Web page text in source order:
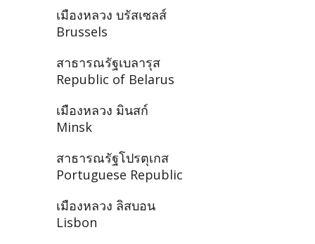
เมืองหลวง บรัสเซลส์
Brussels
สาธารณรัฐเบลารุส
Republic of Belarus
เมืองหลวง มินสก์
Minsk
สาธารณรัฐโปรตุเกส
Portuguese Republic
เมืองหลวง ลิสบอน
Lisbon